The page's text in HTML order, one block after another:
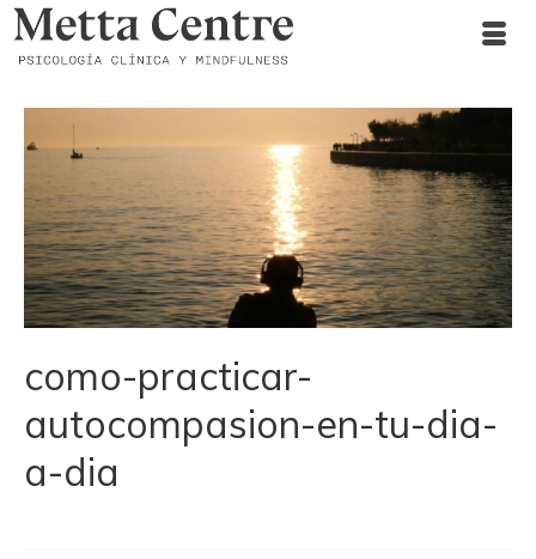
como-practicar-
autocompasion-en-tu-dia-
a-dia